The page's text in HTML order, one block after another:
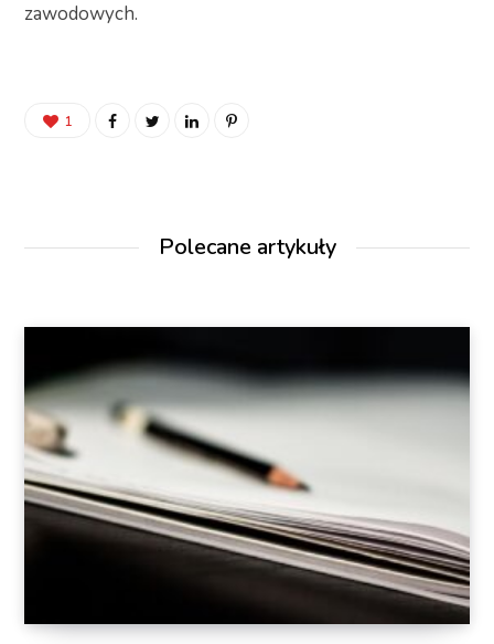
zawodowych.
1
Polecane artykuły